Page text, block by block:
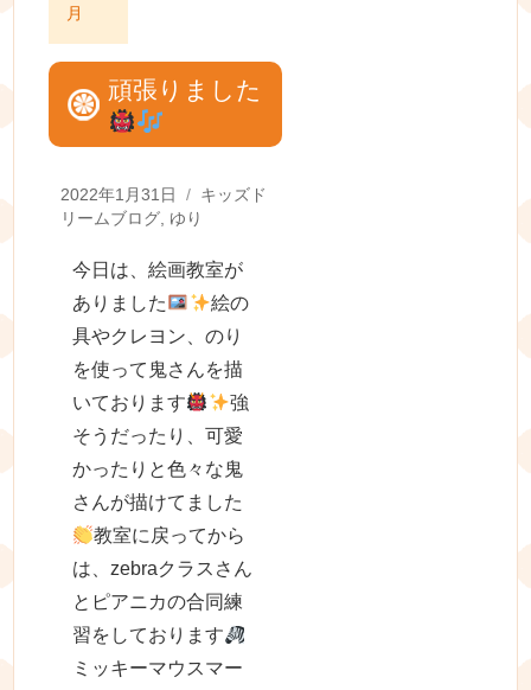
月
頑張りました
Posted
on
2022年1月31日 Categories
キッズド
リームブログ, ゆり
今日は、絵画教室が
ありました
絵の
具やクレヨン、のり
を使って鬼さんを描
いております
強
そうだったり、可愛
かったりと色々な鬼
さんが描けてました
教室に戻ってから
は、zebraクラスさん
とピアニカの合同練
習をしております
ミッキーマウスマー